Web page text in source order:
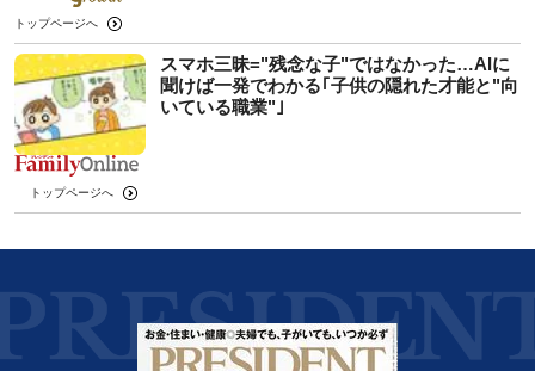
トップページへ
スマホ三昧="残念な子"ではなかった…AIに
聞けば一発でわかる｢子供の隠れた才能と"向
いている職業"｣
トップページへ